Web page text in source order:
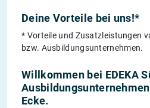
Deine Vorteile bei uns!*
* Vorteile und Zusatzleistungen
bzw. Ausbildungsunternehmen.
Willkommen bei EDEKA
Ecke.